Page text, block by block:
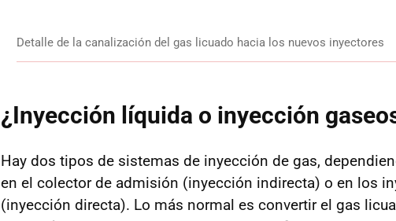
Detalle de la canalización del gas licuado hacia los nuevos inyectores
¿Inyección líquida o inyección
Hay dos tipos de sistemas de inyección de gas,
en el colector de admisión (inyección indirecta) o en los
(inyección directa). Lo más normal es convertir el gas